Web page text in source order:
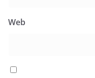
Web